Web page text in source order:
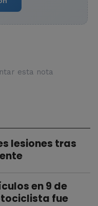
esta nota
lesiones tras
en 9 de
fue